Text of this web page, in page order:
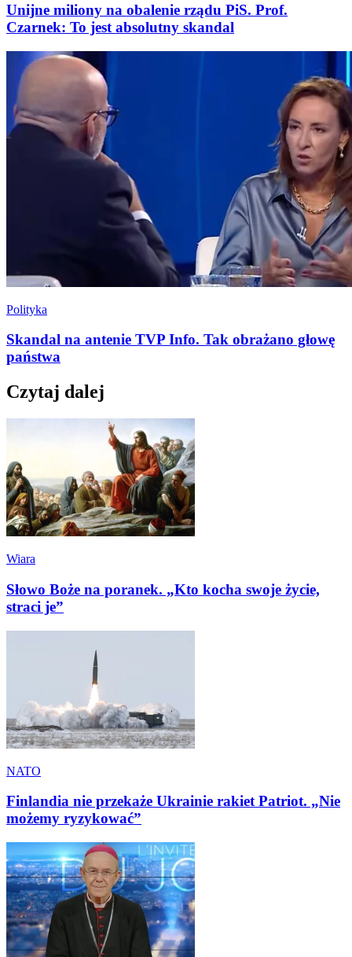
Unijne miliony na obalenie rządu PiS. Prof.
Czarnek: To jest absolutny skandal
Polityka
Skandal na antenie TVP Info. Tak obrażano głowę
państwa
Czytaj dalej
Wiara
Słowo Boże na poranek. „Kto kocha swoje życie,
straci je”
NATO
Finlandia nie przekaże Ukrainie rakiet Patriot. „Nie
możemy ryzykować”